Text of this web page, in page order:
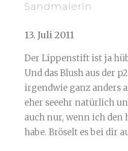
Sandmalerin
13. Juli 2011
Der Lippenstift ist ja
Und das Blush aus der
irgendwie ganz anders
eher seeehr natürlich
auch nur, wenn ich den
habe. Bröselt es bei dir